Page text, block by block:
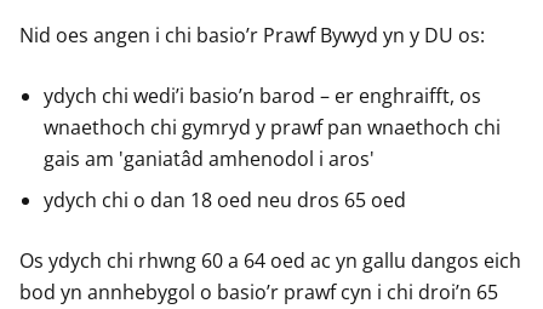
Nid oes angen i chi basio’r Prawf Bywyd yn y DU os:
ydych chi wedi’i basio’n barod – er enghraifft, os
wnaethoch chi gymryd y prawf pan wnaethoch chi
gais am 'ganiatâd amhenodol i aros'
ydych chi o dan 18 oed neu dros 65 oed
Os ydych chi rhwng 60 a 64 oed ac yn gallu dangos eich
bod yn annhebygol o basio’r prawf cyn i chi droi’n 65